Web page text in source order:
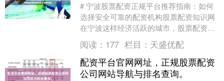
# 宁波股票配资正规平台推荐指南：如何
选择安全可靠的配资机构股票配资知识网
在宁波这样经济活跃的城市，股票配资作
为一种放大资金杠杆的投资方式，正受到
越来越多投资....
阅读： 177 栏目： 天盛优配
配资平台官网网址，正规股票配资
公司网站导航与排名查询。